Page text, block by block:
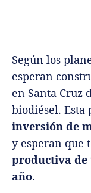
Según los
esperan
en Santa Cruz
biodiésel. Esta
inversión de
y esperan que
productiva
año.